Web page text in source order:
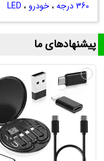
360 درجه ،خودرو ، LED
پیشنهادهای ما
i